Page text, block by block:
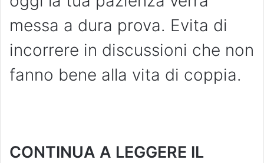
messa a dura prova. Evita di
incorrere in discussioni che non
fanno bene alla vita di coppia.
CONTINUA A LEGGERE IL